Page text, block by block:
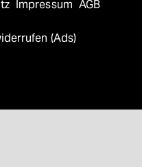
Impressum AGB
(Ads)